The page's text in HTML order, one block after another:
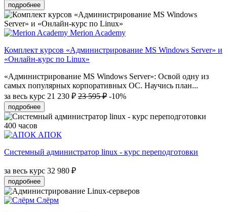
подробнее
Merion Academy
Комплект курсов «Администрирование MS Windows Server» и
«Онлайн-курс по Linux»
«Администрирование MS Windows Server»: Освой одну из
самых популярных корпоративных ОС. Научись план...
за весь курс 21 230 ₽ 23 595 ₽ -10%
подробнее
400 часов
АПОК
Системный администратор linux - курс переподготовки
за весь курс 32 980 ₽
подробнее
Слёрм